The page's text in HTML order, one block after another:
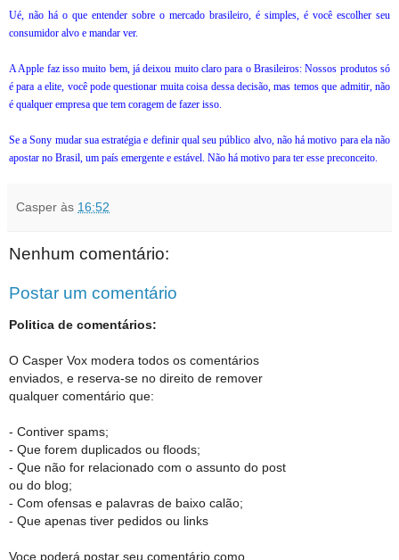
Ué, não há o que entender sobre o mercado brasileiro, é simples, é você escolher seu
consumidor alvo e mandar ver.
A Apple faz isso muito bem, já deixou muito claro para o Brasileiros: Nossos produtos só
é para a elite, você pode questionar muita coisa dessa decisão, mas temos que admitir, não
é qualquer empresa que tem coragem de fazer isso.
Se a Sony mudar sua estratégia e definir qual seu público alvo, não há motivo para ela não
apostar no Brasil, um país emergente e estável. Não há motivo para ter esse preconceito.
Casper às 16:52
Nenhum comentário:
Postar um comentário
Politica de comentários:
O Casper Vox modera todos os comentários
enviados, e reserva-se no direito de remover
qualquer comentário que:
- Contiver spams;
- Que forem duplicados ou floods;
- Que não for relacionado com o assunto do post
ou do blog;
- Com ofensas e palavras de baixo calão;
- Que apenas tiver pedidos ou links
Voce poderá postar seu comentário como